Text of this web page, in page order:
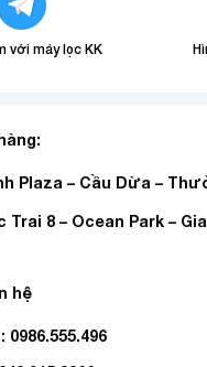
không bị biến đổi
gian lưu trữ bố
được làm bằng kính
thước khác nhau
với máy lọc KK
Plaza – Cầu Dừa –
Trai 8 – Ocean Park –
hệ
0986.555.496